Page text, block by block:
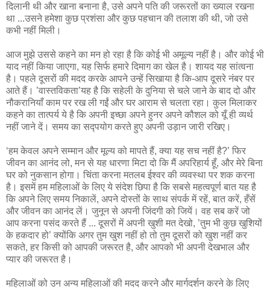
दिलानी थी और खाना बनाना है, उसे अपने पति की जरूरतों का ख्याल रखना
था ...उसने हमेशा कुछ प्रशंसा और कुछ पहचान की तलाश की थी, जो उसे
कभी नहीं मिली।
आज मुझे उससे कहने का मन हो रहा है कि कोई भी अमूल्य नहीं है। और कोई भी
याद नहीं किया जाएगा, यह सिर्फ हमारे दिमाग का खेल है। शायद यह सांत्वना
है। पहले दूसरों की मदद करके आपने उन्हें सिखाया है कि-आप दूसरे नंबर पर
आते हैं। ’वास्तविकता’यह है कि सहेली के दुनिया से चले जाने के बाद दो और
नौकरानियाँ काम पर रख ली गईं और घर आराम से चलता रहा। कुल मिलाकर
कहने का तात्पर्य ये है कि अपनी इच्छा अपने हुनर अपने कौशल को यूँ ही व्यर्थ
नहीं जाने दें। समय का सद्पयोग करते हुए अपनी उड़ान जारी रखिए।
‘हम केवल अपने सम्मान और मूल्य को मापते हैं, क्या यह सच नहीं है?’ फिर
जीवन का आनंद लो, मन से यह धारणा मिटा दो कि मैं अपरिहार्य हूँ, और मेरे बिना
घर को नुकसान होगा। चिंता करना मतलब ईश्वर की व्यवस्था पर शक करना
है। इसमें हम महिलाओं के लिए ये संदेश छिपा है कि सबसे महत्वपूर्ण बात यह है
कि अपने लिए समय निकालें, अपने दोस्तों के साथ संपर्क में रहें, बात करें, हँसें
और जीवन का आनंद लें। जुनून से अपनी जिंदगी को जियें। वह सब करें जो
आप करना पसंद करते हैं ... दूसरों में अपनी खुशी मत देखो, ’तुम भी कुछ खुशियों
के हकदार हो’ क्योंकि अगर तुम खुश नहीं हो तो तुम दूसरों को खुश नहीं कर
सकते, हर किसी को आपकी जरूरत है, और आपको भी अपनी देखभाल और
प्यार की जरूरत है।
महिलाओं को उन अन्य महिलाओं की मदद करने और मार्गदर्शन करने के लिए